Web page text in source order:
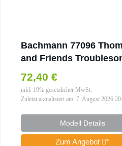
Bachmann 77096
and Friends
Truck 1
72,40 €
inkl. 19% gesetzlicher MwSt.
Zuletzt aktualisiert am: 7. August 2026
Modell Details
Zum Angebot *